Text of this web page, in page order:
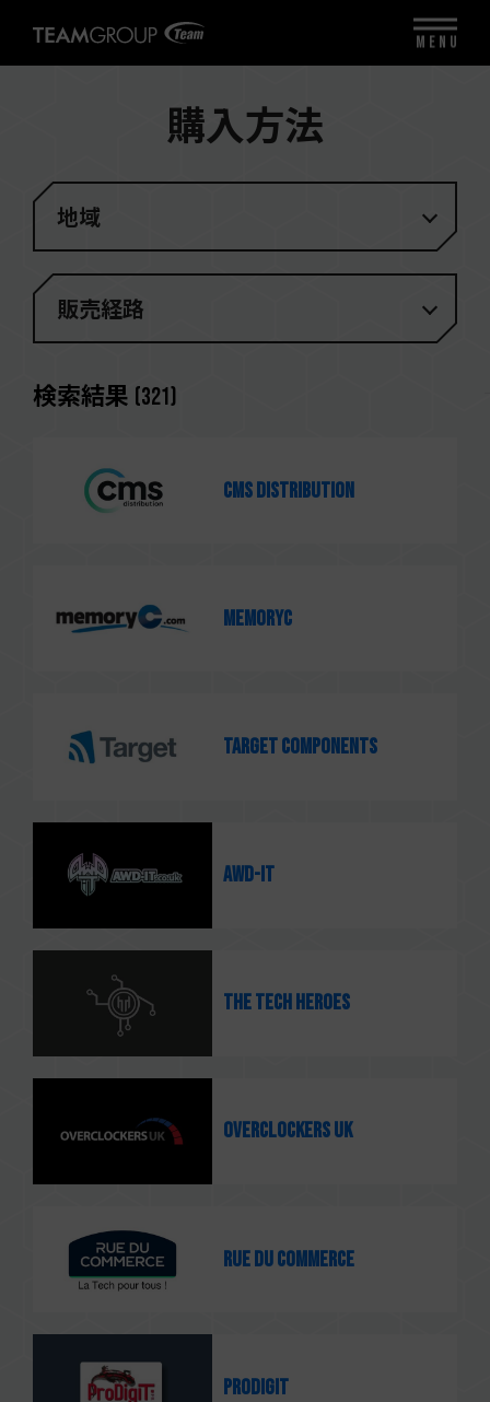
購入方法
地域
販売経路
検索結果 (321)
CMS Distribution
memoryc
Target Components
AWD-IT
The Tech Heroes
Overclockers UK
Rue du Commerce
ProDigiT
MENU